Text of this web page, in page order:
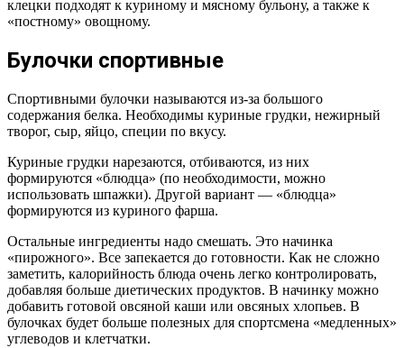
клецки подходят к куриному и мясному бульону, а также к
«постному» овощному.
Булочки спортивные
Спортивными булочки называются из-за большого
содержания белка. Необходимы куриные грудки, нежирный
творог, сыр, яйцо, специи по вкусу.
Куриные грудки нарезаются, отбиваются, из них
формируются «блюдца» (по необходимости, можно
использовать шпажки). Другой вариант — «блюдца»
формируются из куриного фарша.
Остальные ингредиенты надо смешать. Это начинка
«пирожного». Все запекается до готовности. Как не сложно
заметить, калорийность блюда очень легко контролировать,
добавляя больше диетических продуктов. В начинку можно
добавить готовой овсяной каши или овсяных хлопьев. В
булочках будет больше полезных для спортсмена «медленных»
углеводов и клетчатки.